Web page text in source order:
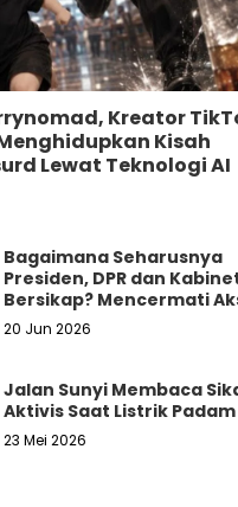
Kreator
Kisah
Lewat Teknologi AI
Bagaimana Seharusnya
Presiden, DPR dan
Bersikap? Mencermati
Damai Mahasiswa dan
20 Jun 2026
Jalan Sunyi Membaca
Aktivis Saat Listrik Padam
23 Mei 2026